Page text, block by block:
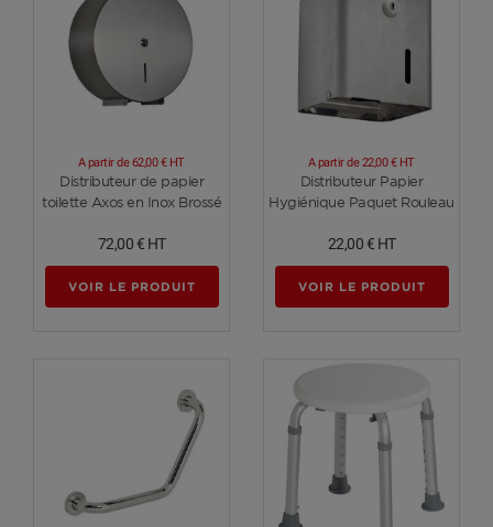
Voir plus
Distributeur de papier
toilette Axos en Inox Brossé
A partir de62,00 € HT
72,00 € HT
VOIR LE PRODUIT
Voir plus
Distributeur Papier
Hygiénique Paquet Rouleau
A partir de22,00 € HT
22,00 € HT
VOIR LE PRODUIT